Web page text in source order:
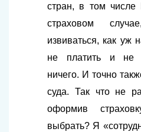
стран, в том
страховом
извиваться, как уж
не платить и не
ничего. И точно
суда. Так что не
оформив
выбрать? Я